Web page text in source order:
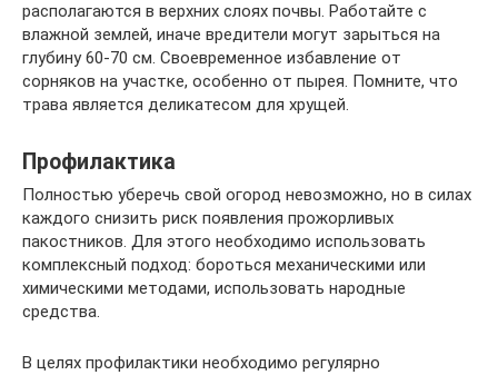
располагаются в верхних слоях почвы. Работайте с
влажной землей, иначе вредители могут зарыться на
глубину 60-70 см. Своевременное избавление от
сорняков на участке, особенно от пырея. Помните, что
трава является деликатесом для хрущей.
Профилактика
Полностью уберечь свой огород невозможно, но в силах
каждого снизить риск появления прожорливых
пакостников. Для этого необходимо использовать
комплексный подход: бороться механическими или
химическими методами, использовать народные
средства.
В целях профилактики необходимо регулярно